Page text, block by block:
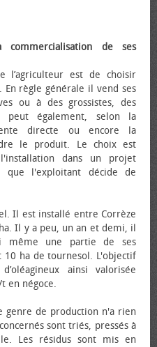
de ses
l’agriculteur est de choisir
règle générale il vend ses
ou à des grossistes, des
peut également, selon la
directe ou encore la
le produit. Le choix est
dans un projet
l'exploitant décide de
Il est installé entre Corrèze
Il y a peu, un an et demi, il
même une partie de ses
10 ha de tournesol. L'objectif
ainsi valorisée
en négoce.
genre de production n'a rien
sont triés, pressés à
Les résidus sont mis en